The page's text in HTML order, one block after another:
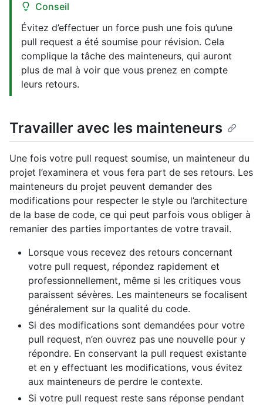
Conseil
Évitez d’effectuer un force push une fois qu’une
pull request a été soumise pour révision. Cela
complique la tâche des mainteneurs, qui auront
plus de mal à voir que vous prenez en compte
leurs retours.
Travailler avec les mainteneurs
Une fois votre pull request soumise, un mainteneur du
projet l’examinera et vous fera part de ses retours. Les
mainteneurs du projet peuvent demander des
modifications pour respecter le style ou l’architecture
de la base de code, ce qui peut parfois vous obliger à
remanier des parties importantes de votre travail.
Lorsque vous recevez des retours concernant
votre pull request, répondez rapidement et
professionnellement, même si les critiques vous
paraissent sévères. Les mainteneurs se focalisent
généralement sur la qualité du code.
Si des modifications sont demandées pour votre
pull request, n’en ouvrez pas une nouvelle pour y
répondre. En conservant la pull request existante
et en y effectuant les modifications, vous évitez
aux mainteneurs de perdre le contexte.
Si votre pull request reste sans réponse pendant